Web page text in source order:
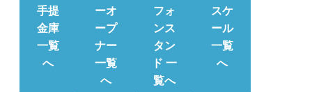
手提
金庫
一覧
へ
ーオ
ープ
ナー
一覧
へ
フォ
ンス
タン
ド 一
覧へ
スケ
ール
一覧
へ